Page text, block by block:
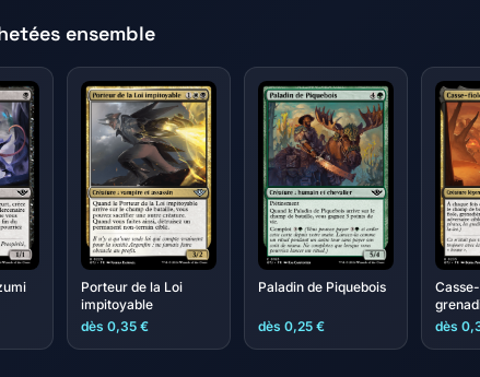
ensemble
Porteur de la Loi
impitoyable
dès 0,35 €
Paladin de Piquebois
dès 0,25 €
dès